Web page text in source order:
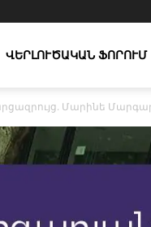
ՎԵՐԼՈՒԾԱԿԱՆ ՖՈՐՈՒՄ
Մարինե